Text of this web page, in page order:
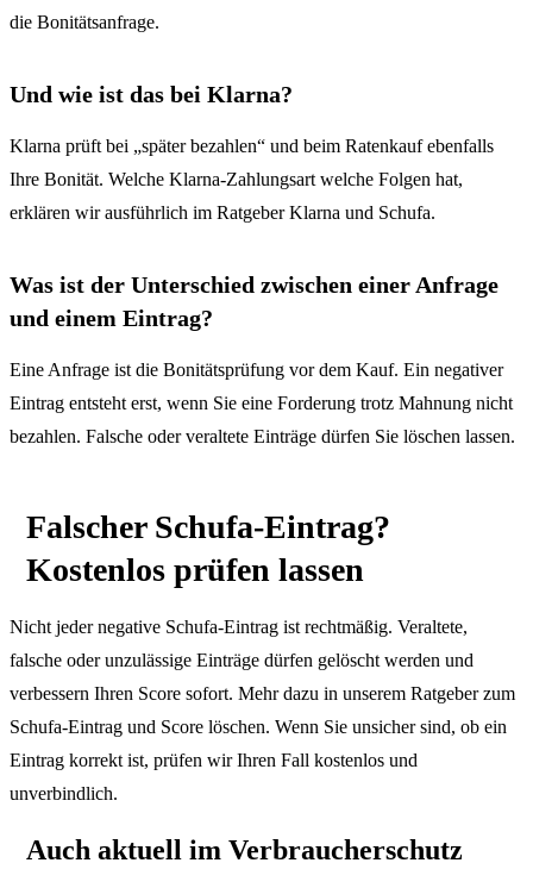
die Bonitätsanfrage.
Und wie ist das bei Klarna?
Klarna prüft bei „später bezahlen“ und beim Ratenkauf ebenfalls
Ihre Bonität. Welche Klarna-Zahlungsart welche Folgen hat,
erklären wir ausführlich im RatgeberKlarna und Schufa.
Was ist der Unterschied zwischen einer Anfrage
und einem Eintrag?
Eine Anfrage ist die Bonitätsprüfung vor dem Kauf. Ein negativer
Eintrag entsteht erst, wenn Sie eine Forderung trotz Mahnung nicht
bezahlen. Falsche oder veraltete Einträge dürfen Sie löschen lassen.
Falscher Schufa-Eintrag?
Kostenlos prüfen lassen
Nicht jeder negative Schufa-Eintrag ist rechtmäßig. Veraltete,
falsche oder unzulässige Einträge dürfen gelöscht werden und
verbessern Ihren Score sofort. Mehr dazu in unserem Ratgeber zum
Schufa-Eintrag und Score löschen. Wenn Sie unsicher sind, ob ein
Eintrag korrekt ist, prüfen wir Ihren Fall kostenlos und
unverbindlich.
Auch aktuell im Verbraucherschutz